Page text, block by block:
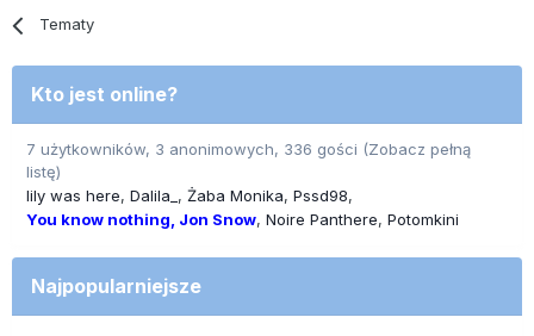
Tematy
Kto jest online?
7 użytkowników, 3 anonimowych, 336 gości (Zobacz pełną
listę)
lily was here Dalila_ Żaba Monika Pssd98
You know nothing, Jon Snow Noire Panthere Potomkini
Najpopularniejsze